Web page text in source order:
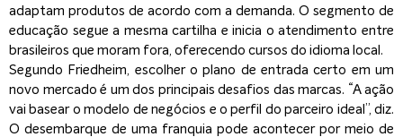
adaptam produtos de acordo com a demanda. O segmento de
educação segue a mesma cartilha e inicia o atendimento entre
brasileiros que moram fora, oferecendo cursos do idioma local.
Segundo Friedheim, escolher o plano de entrada certo em um
novo mercado é um dos principais desafios das marcas. “A ação
vai basear o modelo de negócios e o perfil do parceiro ideal”, diz.
O desembarque de uma franquia pode acontecer por meio de